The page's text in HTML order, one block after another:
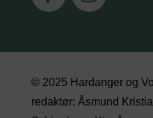
© 2025 Hardanger og
redaktør: Åsmund